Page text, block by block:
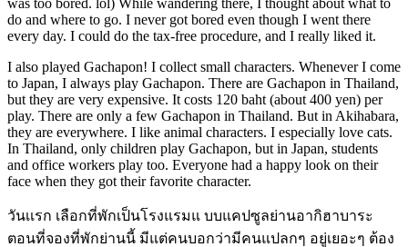
do and where to go. I never got bored even though I went there
every day. I could do the tax-free procedure, and I really liked it.
I also played Gachapon! I collect small characters. Whenever I come
to Japan, I always play Gachapon. There are Gachapon in Thailand,
but they are very expensive. It costs 120 baht (about 400 yen) per
play. There are only a few Gachapon in Thailand. But in Akihabara,
they are everywhere. I like animal characters. I especially love cats.
In Thailand, only children play Gachapon, but in Japan, students
and office workers play too. Everyone had a happy look on their
face when they got their favorite character.
วันเเรก เลือกที่พักเป็นโรงแรมแ บบแคปซูลย่านอากิฮาบาระ
ตอนที่จองที่พักย่านนี้ มีแต่คนบอกว่ามีคนแปลกๆ อยู่เยอะๆ ต้อง